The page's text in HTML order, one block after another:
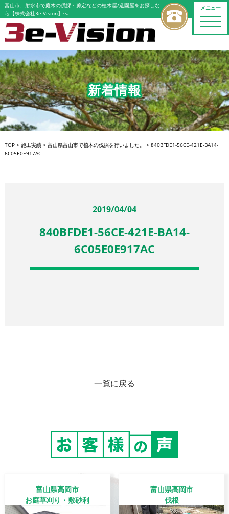
メニュー
toggle
富山市、射水市で庭木の伐採・剪定などの植木屋/造園屋をお探しな
ら【株式会社3e-Vision】へ
新着情報
TOP> 施工実績> 富山県富山市で植木の伐採を行いました。 > 840BFDE1-56CE-421E-BA14-
6C05E0E917AC
2019/04/04
840BFDE1-56CE-421E-BA14-
6C05E0E917AC
一覧に戻る
富山県高岡市
お庭草刈り・敷砂利
富山県高岡市
伐根